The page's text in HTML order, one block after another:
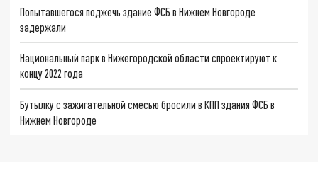
Попытавшегося поджечь здание ФСБ в Нижнем Новгороде
задержали
Национальный парк в Нижегородской области спроектируют к
концу 2022 года
Бутылку с зажигательной смесью бросили в КПП здания ФСБ в
Нижнем Новгороде